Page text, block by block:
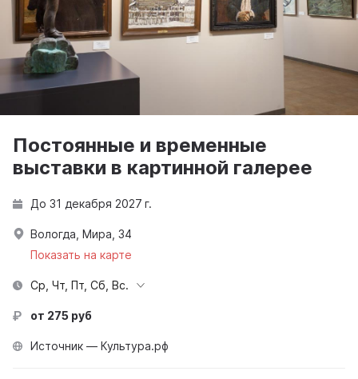
Постоянные и временные
выставки в картинной галерее
До 31 декабря 2027 г.
Вологда, Мира, 34
Показать на карте
Ср, Чт, Пт, Сб, Вс.
от 275 руб
Источник — Культура.рф